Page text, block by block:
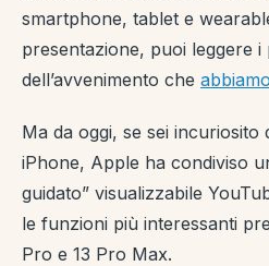
smartphone, tablet e
presentazione, puoi leggere i
dell’avvenimento che
Ma da oggi, se sei
iPhone, Apple ha condiviso
guidato” visualizzabile
le funzioni più interessanti
Pro e 13 Pro Max.